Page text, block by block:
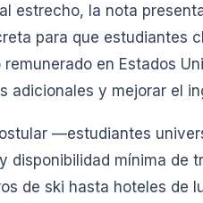
estrecho, la nota
para que estudiantes
en Estados
adicionales y mejorar el
—estudiantes
disponibilidad mínima de
de ski hasta hoteles de